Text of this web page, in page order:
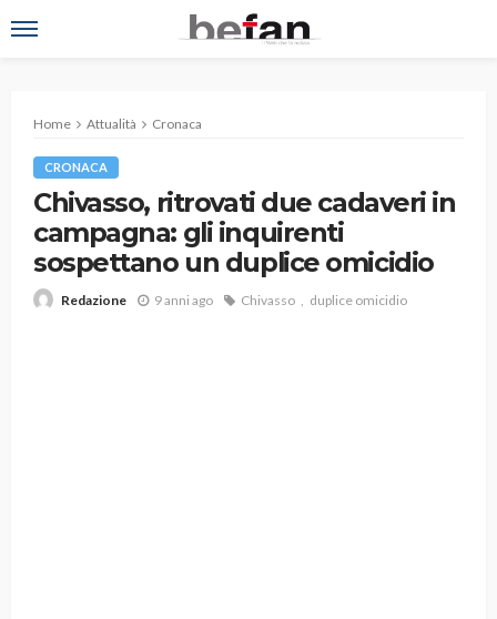
Home Attualità Cronaca
CRONACA
Chivasso, ritrovati due cadaveri in
campagna: gli inquirenti
sospettano un duplice omicidio
Redazione 9 anni ago Chivasso duplice omicidio